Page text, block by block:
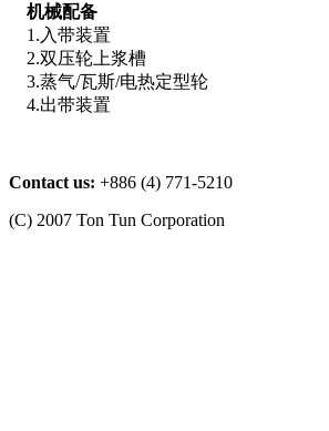
机械配备
1.入带装置
2.双压轮上浆槽
3.蒸气/瓦斯/电热定型轮
4.出带装置
Contact us: +886 (4) 771-5210
(C) 2007 Ton Tun Corporation